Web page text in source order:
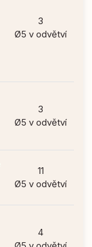
3
Ø5 v odvětví
3
Ø5 v odvětví
11
Ø5 v odvětví
4